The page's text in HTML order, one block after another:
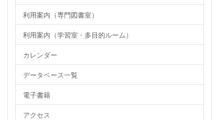
利用案内（専門図書室）
利用案内（学習室・多目的ルーム）
カレンダー
データベース一覧
電子書籍
アクセス